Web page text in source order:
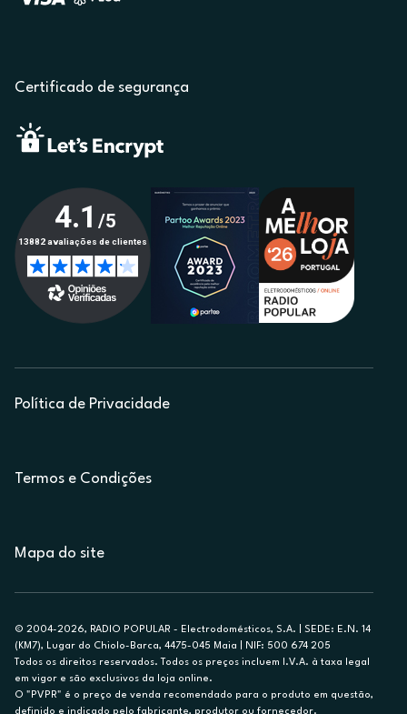
Certificado de segurança
Política de Privacidade
Termos e Condições
Mapa do site
© 2004-2026, RADIO POPULAR - Electrodomésticos, S.A. | SEDE: E.N. 14
(KM7), Lugar do Chiolo-Barca, 4475-045 Maia | NIF: 500 674 205
Todos os direitos reservados. Todos os preços incluem I.V.A. à taxa legal
em vigor e são exclusivos da loja online.
O "PVPR" é o preço de venda recomendado para o produto em questão,
definido e indicado pelo fabricante, produtor ou fornecedor.